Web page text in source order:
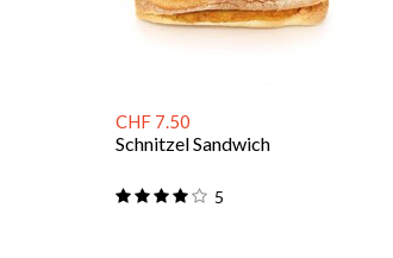
CHF 7.50
Schnitzel Sandwich
5